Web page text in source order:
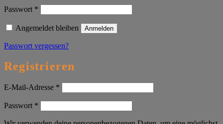
Passwort *
Angemeldet bleiben Anmelden
Passwort vergessen?
Registrieren
E-Mail-Adresse *
Passwort *